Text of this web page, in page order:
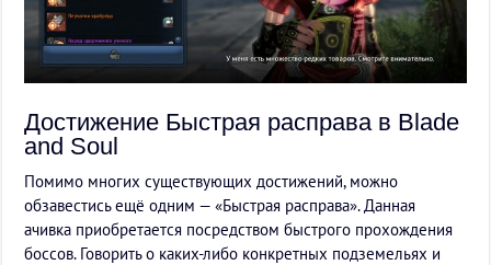
Достижение Быстрая расправа в Blade
and Soul
Помимо многих существующих достижений, можно
обзавестись ещё одним — «Быстрая расправа». Данная
ачивка приобретается посредством быстрого прохождения
боссов. Говорить о каких-либо конкретных подземельях и